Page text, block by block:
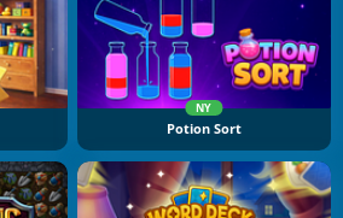
NY
Potion Sort